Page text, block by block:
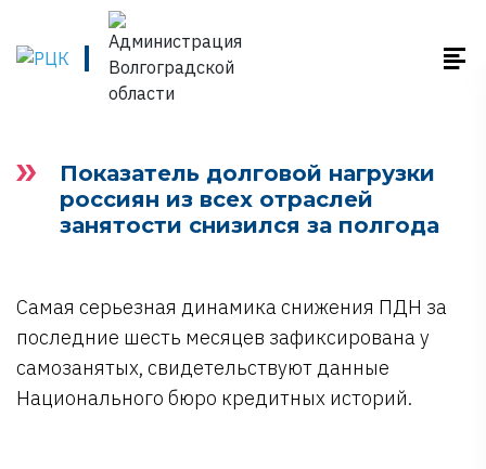
Показатель долговой нагрузки
россиян из всех отраслей
занятости снизился за полгода
Самая серьезная динамика снижения ПДН за
последние шесть месяцев зафиксирована у
самозанятых, свидетельствуют данные
Национального бюро кредитных историй.